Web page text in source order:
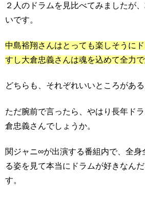
２人のドラムを見比べてみましたが
いです。
中島裕翔さんはとっても楽しそうに
すし大倉忠義さんは魂を込めて全力で
どちらも、それぞれいいところがある
ただ腕前で言ったら、やはり長年ド
倉忠義さんでしょうか。
関ジャニ∞が出演する番組内で、全身
る姿を見て本当にドラムが好きなん
す。